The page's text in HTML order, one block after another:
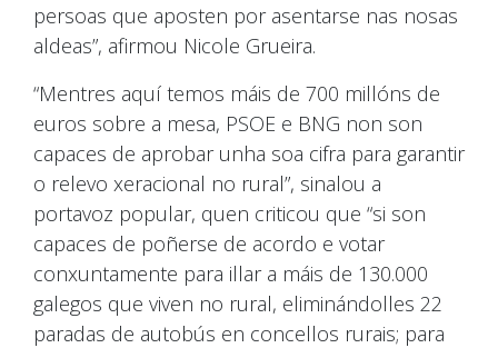
persoas que aposten por asentarse nas nosas
aldeas”, afirmou Nicole Grueira.
“Mentres aquí temos máis de 700 millóns de
euros sobre a mesa, PSOE e BNG non son
capaces de aprobar unha soa cifra para garantir
o relevo xeracional no rural”, sinalou a
portavoz popular, quen criticou que “si son
capaces de poñerse de acordo e votar
conxuntamente para illar a máis de 130.000
galegos que viven no rural, eliminándolles 22
paradas de autobús en concellos rurais; para